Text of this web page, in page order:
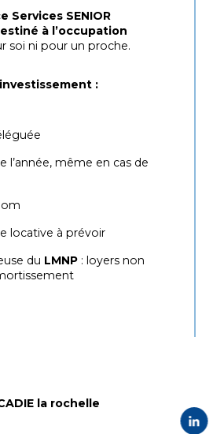
Services SENIOR
à l’occupation
soi ni pour un proche.
:
l’année, même en cas de
locative à prévoir
du LMNP : loyers non
la rochelle